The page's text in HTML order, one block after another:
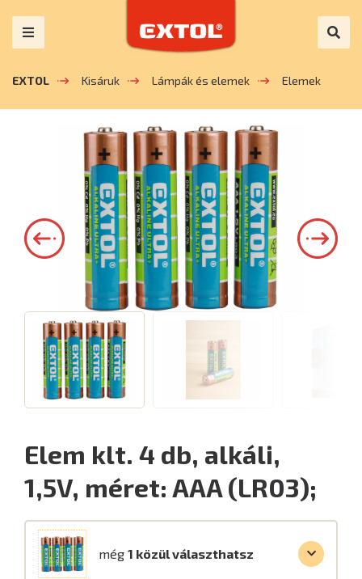
EXTOL Kisáruk Lámpák és elemek Elemek
Elem klt. 4 db, alkáli,
1,5V, méret: AAA (LR03);
még 1 közül választhatsz